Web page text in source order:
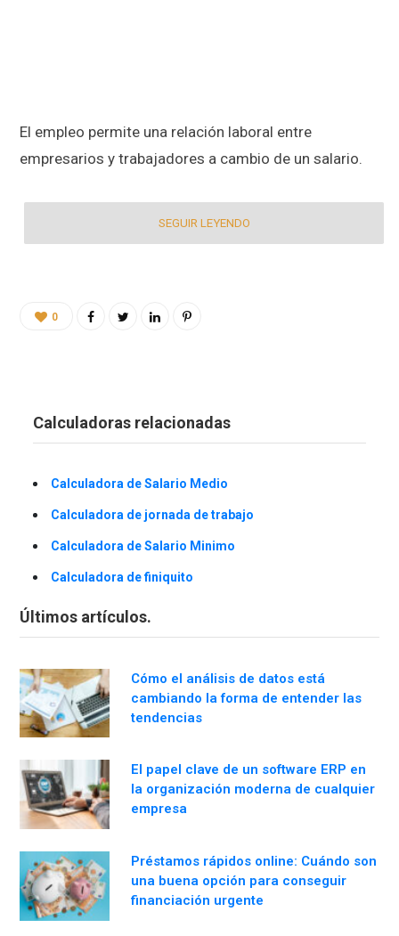
El empleo permite una relación laboral entre
empresarios y trabajadores a cambio de un salario.
SEGUIR LEYENDO
0
Calculadoras relacionadas
Calculadora de Salario Medio
Calculadora de jornada de trabajo
Calculadora de Salario Minimo
Calculadora de finiquito
Últimos artículos.
Cómo el análisis de datos está
cambiando la forma de entender las
tendencias
El papel clave de un software ERP en
la organización moderna de cualquier
empresa
Préstamos rápidos online: Cuándo son
una buena opción para conseguir
financiación urgente